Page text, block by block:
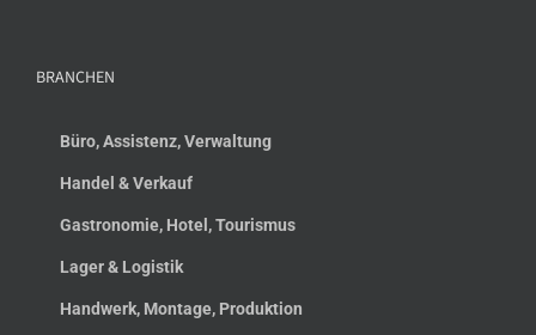
BRANCHEN
Büro, Assistenz, Verwaltung
Handel & Verkauf
Gastronomie, Hotel, Tourismus
Lager & Logistik
Handwerk, Montage, Produktion